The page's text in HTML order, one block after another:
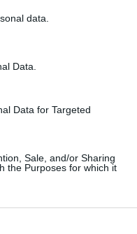
data.
Data.
Data for Targeted
Sale, and/or Sharing
the Purposes for which it
majd a TIER
közösen teszteli a
elevenednek